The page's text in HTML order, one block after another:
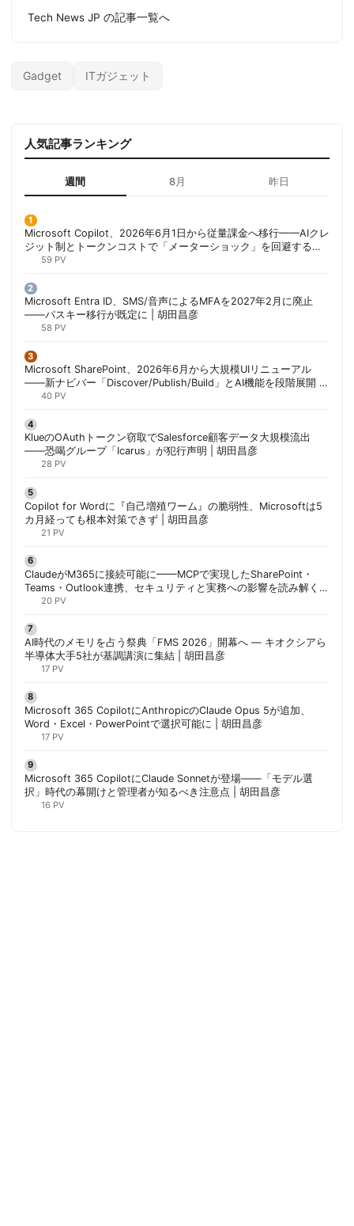
Tech News JP の記事一覧へ
Gadget ITガジェット
人気記事ランキング
週間 8月 昨日
Microsoft Copilot、2026年6月1日から従量課金へ移行——AIクレ
ジット制とトークンコストで「メーターショック」を回避する方
法 | 胡田昌彦
59 PV
Microsoft Entra ID、SMS/音声によるMFAを2027年2月に廃止
——パスキー移行が既定に | 胡田昌彦
58 PV
Microsoft SharePoint、2026年6月から大規模UIリニューアル
——新ナビバー「Discover/Publish/Build」とAI機能を段階展開 |
胡田昌彦
40 PV
KlueのOAuthトークン窃取でSalesforce顧客データ大規模流出
——恐喝グループ「Icarus」が犯行声明 | 胡田昌彦
28 PV
Copilot for Wordに『自己増殖ワーム』の脆弱性、Microsoftは5
カ月経っても根本対策できず | 胡田昌彦
21 PV
ClaudeがM365に接続可能に——MCPで実現したSharePoint・
Teams・Outlook連携、セキュリティと実務への影響を読み解く |
胡田昌彦
20 PV
AI時代のメモリを占う祭典「FMS 2026」開幕へ ― キオクシアら
半導体大手5社が基調講演に集結 | 胡田昌彦
17 PV
Microsoft 365 CopilotにAnthropicのClaude Opus 5が追加、
Word・Excel・PowerPointで選択可能に | 胡田昌彦
17 PV
Microsoft 365 CopilotにClaude Sonnetが登場——「モデル選
択」時代の幕開けと管理者が知るべき注意点 | 胡田昌彦
16 PV